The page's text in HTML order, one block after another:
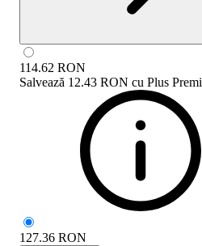
114.62 RON
Salvează 12.43 RON cu Plus
127.36 RON